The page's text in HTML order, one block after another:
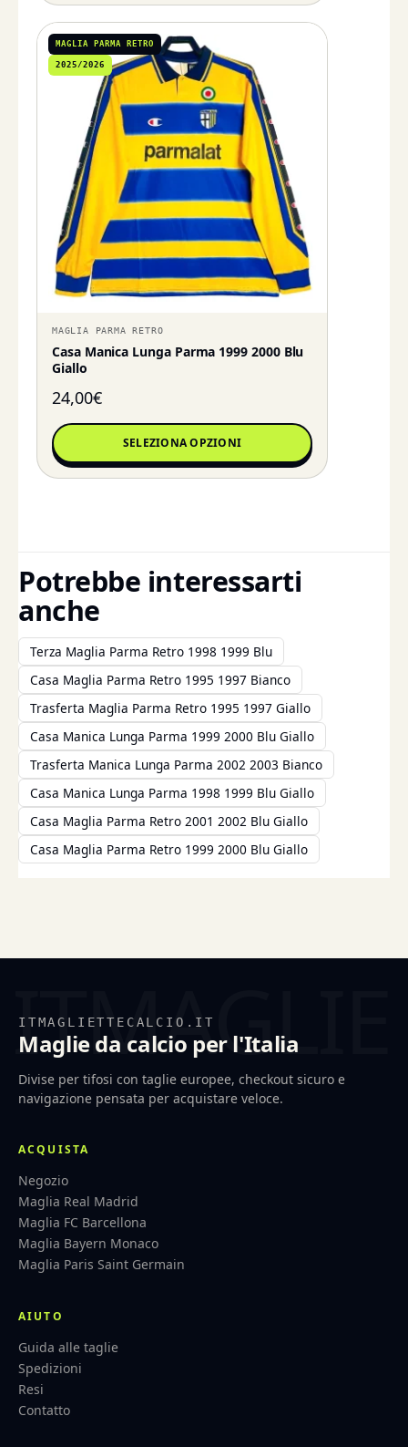
MAGLIA PARMA RETRO
2025/2026
MAGLIA PARMA RETRO
Casa Manica Lunga Parma 1999 2000 Blu
Giallo
24,00€
SELEZIONA OPZIONI
Potrebbe interessarti
anche
Terza Maglia Parma Retro 1998 1999 Blu
Casa Maglia Parma Retro 1995 1997 Bianco
Trasferta Maglia Parma Retro 1995 1997 Giallo
Casa Manica Lunga Parma 1999 2000 Blu Giallo
Trasferta Manica Lunga Parma 2002 2003 Bianco
Casa Manica Lunga Parma 1998 1999 Blu Giallo
Casa Maglia Parma Retro 2001 2002 Blu Giallo
Casa Maglia Parma Retro 1999 2000 Blu Giallo
ITMAGLIETTECALCIO.IT
Maglie da calcio per l'Italia
Divise per tifosi con taglie europee, checkout sicuro e
navigazione pensata per acquistare veloce.
ACQUISTA
Negozio
Maglia Real Madrid
Maglia FC Barcellona
Maglia Bayern Monaco
Maglia Paris Saint Germain
AIUTO
Guida alle taglie
Spedizioni
Resi
Contatto